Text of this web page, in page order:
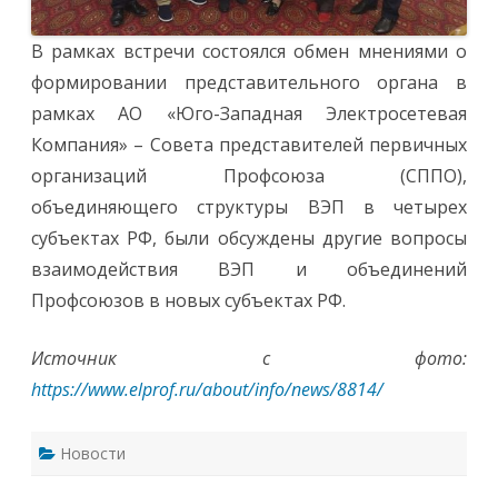
В рамках встречи состоялся обмен мнениями о
формировании представительного органа в
рамках АО «Юго-Западная Электросетевая
Компания» – Совета представителей первичных
организаций Профсоюза (СППО),
объединяющего структуры ВЭП в четырех
субъектах РФ, были обсуждены другие вопросы
взаимодействия ВЭП и объединений
Профсоюзов в новых субъектах РФ.
Источник с фото:
https://www.elprof.ru/about/info/news/8814/
Новости